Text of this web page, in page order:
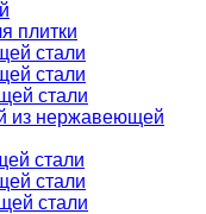
плитки
стали
стали
стали
из нержавеющей
стали
стали
стали